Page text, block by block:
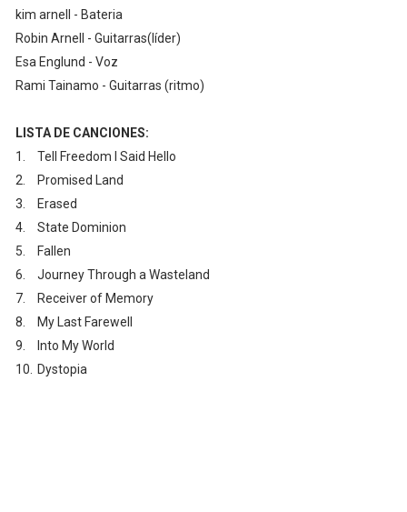
kim arnell - Bateria
Robin Arnell - Guitarras(líder)
Esa Englund - Voz
Rami Tainamo - Guitarras (ritmo)
LISTA DE CANCIONES:
1.
Tell Freedom I Said Hello
2.
Promised Land
3.
Erased
4.
State Dominion
5.
Fallen
6.
Journey Through a Wasteland
7.
Receiver of Memory
8.
My Last Farewell
9.
Into My World
10. Dystopia